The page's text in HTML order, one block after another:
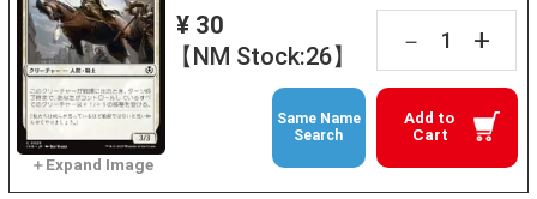
¥ 30
【NM Stock:26】
－ +
Add to
Cart
Same Name
Search